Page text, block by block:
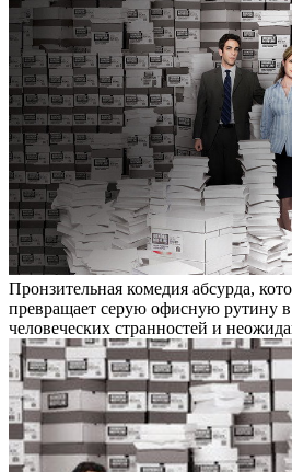
Пронзительная комедия абсурда,
превращает серую офисную рутину в
человеческих странностей и